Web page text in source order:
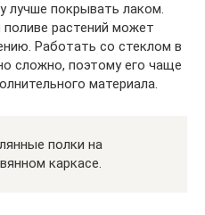
лучше покрывать лаком.
растений может
Работать со стеклом в
сложно, поэтому его чаще
материала.
полки на
каркасе.